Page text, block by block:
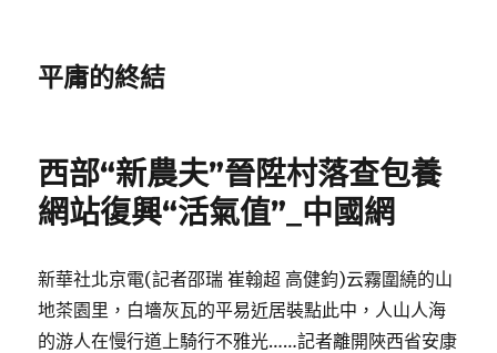
平庸的終結
西部“新農夫”晉陞村落查包養
網站復興“活氣值”_中國網
新華社北京電(記者邵瑞 崔翰超 高健鈞)云霧圍繞的山
地茶園里，白墻灰瓦的平易近居裝點此中，人山人海
的游人在慢行道上騎行不雅光……記者離開陜西省安康